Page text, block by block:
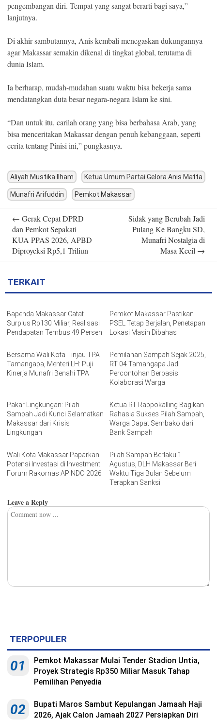
pengembangan diri. Tempat yang sangat berarti bagi saya,”
lanjutnya.
Di akhir sambutannya, Anis kembali menegaskan dukungannya
agar Makassar semakin dikenal di tingkat global, terutama di
dunia Islam.
Ia berharap, mudah-mudahan suatu waktu bisa bekerja sama
mendatangkan duta besar negara-negara Islam ke sini.
“Dan untuk itu, carilah orang yang bisa berbahasa Arab, yang
bisa menceritakan Makassar dengan penuh kebanggaan, seperti
cerita tentang Pinisi ini,” pungkasnya.
Aliyah Mustika Ilham Ketua Umum Partai Gelora Anis Matta
Munafri Arifuddin Pemkot Makassar
navigation
← Gerak Cepat DPRD
dan Pemkot Sepakati
KUA PPAS 2026, APBD
Diproyeksi Rp5,1 Triliun
Sidak yang Berubah Jadi
Pulang Ke Bangku SD,
Munafri Nostalgia di
Masa Kecil →
TERKAIT
Bapenda Makassar Catat
Surplus Rp130 Miliar, Realisasi
Pendapatan Tembus 49 Persen
Pemkot Makassar Pastikan
PSEL Tetap Berjalan, Penetapan
Lokasi Masih Dibahas
Bersama Wali Kota Tinjau TPA
Tamangapa, Menteri LH: Puji
Kinerja Munafri Benahi TPA
Pemilahan Sampah Sejak 2025,
RT 04 Tamangapa Jadi
Percontohan Berbasis
Kolaborasi Warga
Pakar Lingkungan: Pilah
Sampah Jadi Kunci Selamatkan
Makassar dari Krisis
Lingkungan
Ketua RT Rappokalling Bagikan
Rahasia Sukses Pilah Sampah,
Warga Dapat Sembako dari
Bank Sampah
Wali Kota Makassar Paparkan
Potensi Investasi di Investment
Forum Rakornas APINDO 2026
Pilah Sampah Berlaku 1
Agustus, DLH Makassar Beri
Waktu Tiga Bulan Sebelum
Terapkan Sanksi
Leave a Reply
TERPOPULER
01
Pemkot Makassar Mulai Tender Stadion Untia,
Proyek Strategis Rp350 Miliar Masuk Tahap
Pemilihan Penyedia
02
Bupati Maros Sambut Kepulangan Jamaah Haji
2026, Ajak Calon Jamaah 2027 Persiapkan Diri